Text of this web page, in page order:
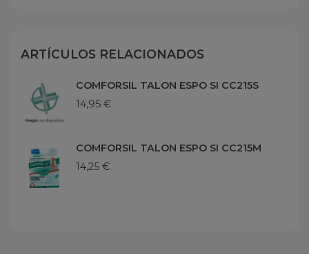
ARTÍCULOS RELACIONADOS
COMFORSIL TALON ESPO SI CC215S
14,95 €
COMFORSIL TALON ESPO SI CC215M
14,25 €